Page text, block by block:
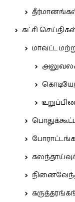
கட்சி
மாவட்ட